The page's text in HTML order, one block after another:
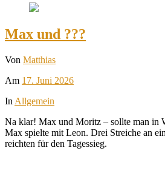
Max und ???
Von Matthias
Am 17. Juni 2026
In Allgemein
Na klar! Max und Moritz – sollte man in
Max spielte mit Leon. Drei Streiche an
reichten für den Tagessieg.